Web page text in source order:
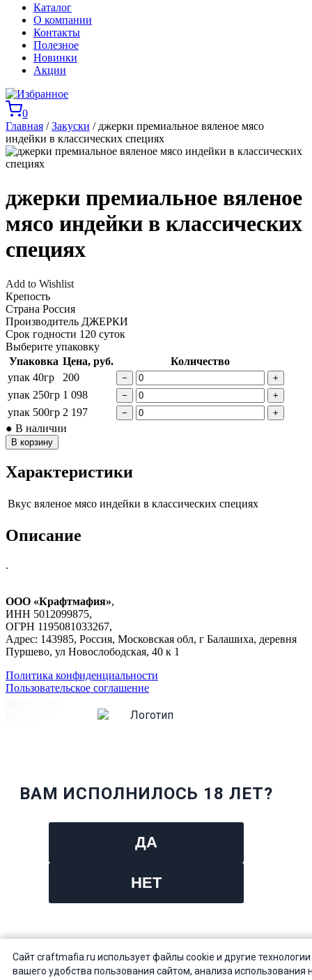
Каталог
О компании
Контакты
Полезное
Новинки
Акции
0
Главная /Закуски / джерки премиальное вяленое мясо
индейки в классических специях
джерки премиальное вяленое
мясо индейки в классических
специях
Add to Wishlist
Крепость
Страна Россия
Производитель ДЖЕРКИ
Срок годности 120 суток
Выберите упаковку
Упаковка Цена, руб.
Количество
упак 40гр
200 − +
упак 250гр 1 098 − +
упак 500гр 2 197 − +
● В наличии
В корзину
Характеристики
Вкус вяленое мясо индейки в классических специях
Описание
.
ООО «Крафтмафия»,
ИНН 5012099875,
ОГРН 1195081033267,
Адрес: 143985, Россия, Московская обл, г Балашиха, деревня
Пуршево, ул Новослободская, 40 к 1
Политика конфиденциальности
Пользовательское соглашение
ВАМ ИСПОЛНИЛОСЬ 18 ЛЕТ?
ДА
НЕТ
Сайт craftmafia.ru использует файлы cookie и другие
вашего удобства пользования сайтом, анализа использования